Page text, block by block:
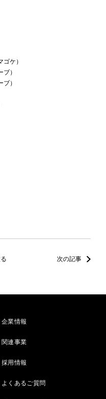
ケ）
）
）
次の記事
企業情報
関連事業
採用情報
よくあるご質問